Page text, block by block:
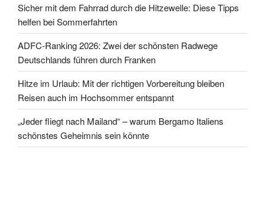
Sicher mit dem Fahrrad durch die Hitzewelle: Diese Tipps
helfen bei Sommerfahrten
ADFC-Ranking 2026: Zwei der schönsten Radwege
Deutschlands führen durch Franken
Hitze im Urlaub: Mit der richtigen Vorbereitung bleiben
Reisen auch im Hochsommer entspannt
„Jeder fliegt nach Mailand“ – warum Bergamo Italiens
schönstes Geheimnis sein könnte